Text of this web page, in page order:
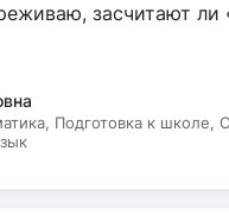
засчитают ли
Подготовка к